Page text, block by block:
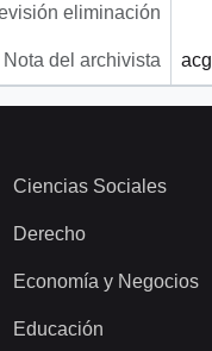
eliminación
Nota del archivista acg
Ciencias Sociales
Derecho
Economía y Negocios
Educación